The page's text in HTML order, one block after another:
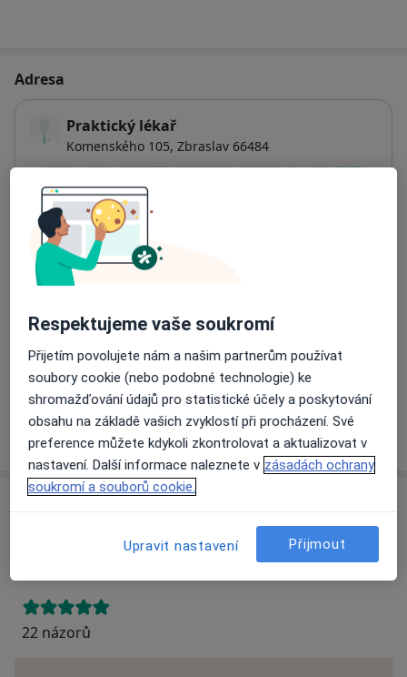
Adresa
Praktický lékař
Komenského 105, Zbraslav 66484
Dostupnost
Na této adrese online kalendář není aktivní
Co mám v takové situaci udělat?
Způsoby platby (soukromé návštěvy)
Na teto adrese lékař přijímá pacienty na pojišťovnu
Detaily
Víceo adrese
Přidejte svůj názor
22 názorů
Respektujeme vaše soukromí
Přijetím povolujete nám a našim partnerům používat
soubory cookie (nebo podobné technologie) ke
shromažďování údajů pro statistické účely a poskytování
obsahu na základě vašich zvyklostí při procházení. Své
preference můžete kdykoli zkontrolovat a aktualizovat v
nastavení. Další informace naleznete v zásadách ochrany
soukromí a souborů cookie.
Upravit nastavení Přijmout